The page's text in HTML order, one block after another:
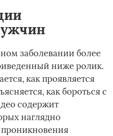
заболевании более
ниже ролик.
как проявляется
как бороться с
содержит
наглядно